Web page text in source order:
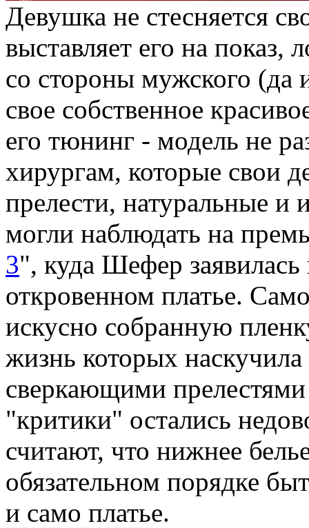
Девушка не стесняется
выставляет его на показ,
со стороны мужского (да
свое собственное
его тюнинг - модель не
хирургам, которые свои
прелести, натуральные и
могли наблюдать на
3", куда Шефер
откровенном платье.
искусно собранную
жизнь которых
сверкающими
"критики" остались
считают, что нижнее
обязательном порядке
и само платье.